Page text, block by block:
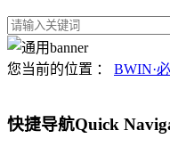
您当前的位置 ： BWIN·
快捷导航Quick